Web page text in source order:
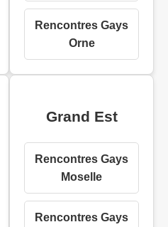
Rencontres Gays
Orne
Grand Est
Rencontres Gays
Moselle
Rencontres Gays